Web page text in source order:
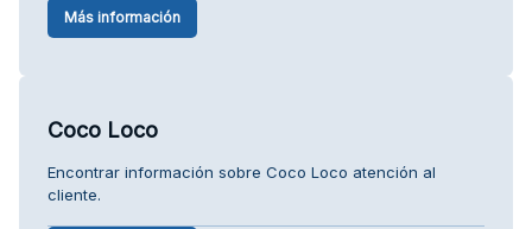
Más información
Coco Loco
Encontrar información sobre Coco Loco atención al
cliente.